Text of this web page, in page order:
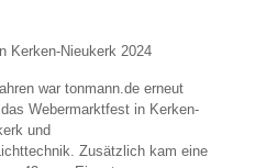
Kerken-Nieukerk 2024
war tonmann.de erneut
Webermarktfest in Kerken-
und
Zusätzlich kam eine